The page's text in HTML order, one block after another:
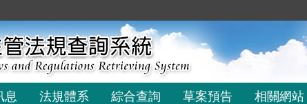
息 法規體系 綜合查詢 草案預告 相關網站